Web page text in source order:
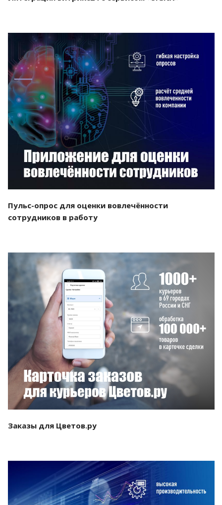
Смотреть проект
Пульс-опрос для оценки вовлечённости
сотрудников в работу
Смотреть проект
Заказы для Цветов.ру